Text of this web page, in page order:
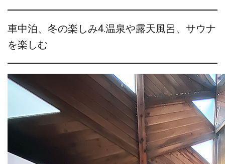
車中泊、冬の楽しみ4.温泉や露天風呂、サウナ
を楽しむ